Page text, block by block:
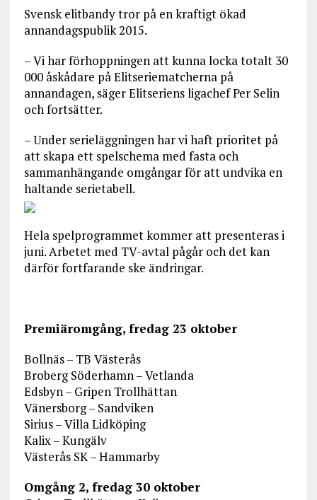
Svensk elitbandy tror på en kraftigt ökad
annandagspublik 2015.
– Vi har förhoppningen att kunna locka totalt 30
000 åskådare på Elitseriematcherna på
annandagen, säger Elitseriens ligachef Per Selin
och fortsätter.
– Under serieläggningen har vi haft prioritet på
att skapa ett spelschema med fasta och
sammanhängande omgångar för att undvika en
haltande serietabell.
Hela spelprogrammet kommer att presenteras i
juni. Arbetet med TV-avtal pågår och det kan
därför fortfarande ske ändringar.
Premiäromgång, fredag 23 oktober
Bollnäs – TB Västerås
Broberg Söderhamn – Vetlanda
Edsbyn – Gripen Trollhättan
Vänersborg – Sandviken
Sirius – Villa Lidköping
Kalix – Kungälv
Västerås SK – Hammarby
Omgång 2, fredag 30 oktober